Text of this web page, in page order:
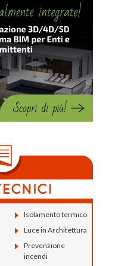
Isolamento termico
Luce in Architettura
Prevenzione
incendi